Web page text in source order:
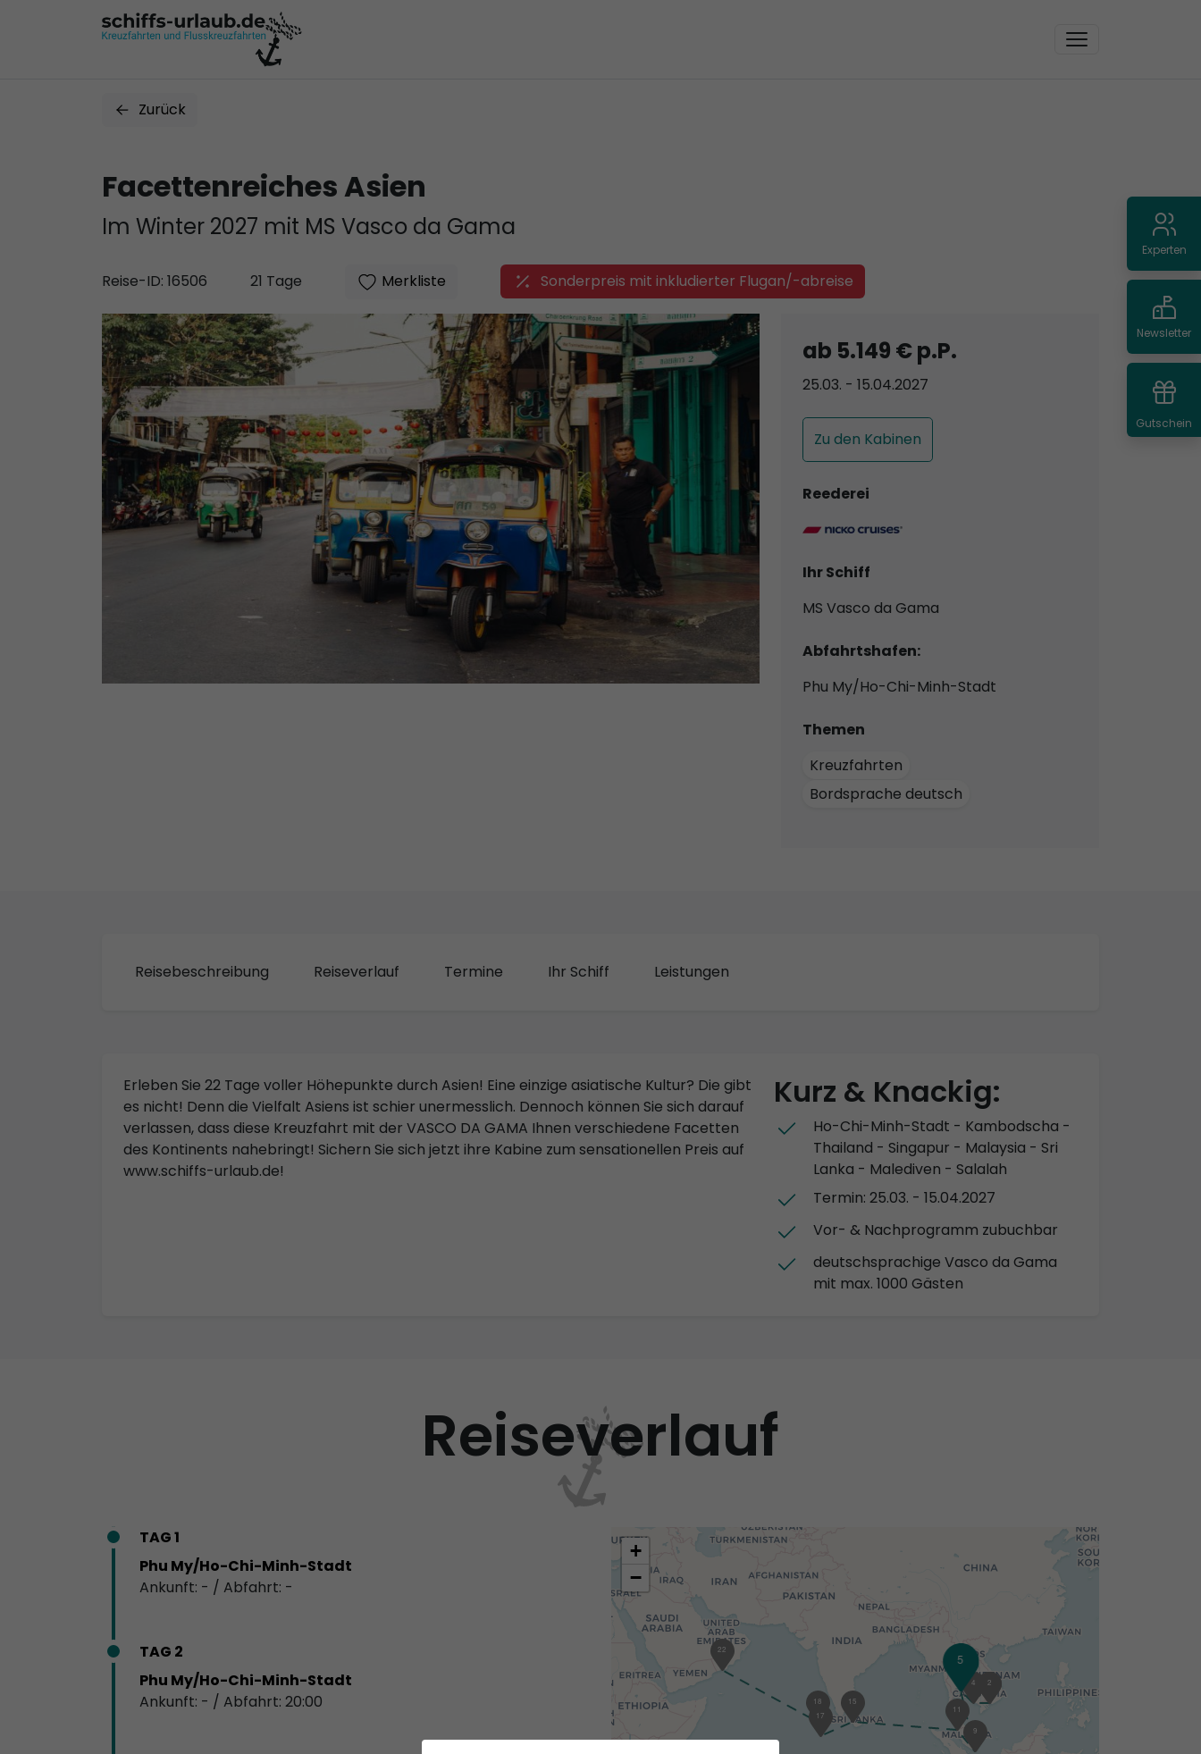
Zurück
Facettenreiches Asien
Im Winter 2027 mit MS Vasco da Gama
Reise-ID: 16506 21 Tage Merkliste Sonderpreis mit inkludierter Flugan/-abreise
ab 5.149 € p.P.
25.03. - 15.04.2027
Zu den Kabinen
Reederei
Ihr Schiff
MS Vasco da Gama
Abfahrtshafen:
Phu My/Ho-Chi-Minh-Stadt
Themen
Kreuzfahrten
Bordsprache deutsch
Reisebeschreibung Reiseverlauf Termine Ihr Schiff Leistungen
Erleben Sie 22 Tage voller Höhepunkte durch Asien! Eine einzige asiatische Kultur? Die gibt
es nicht! Denn die Vielfalt Asiens ist schier unermesslich. Dennoch können Sie sich darauf
verlassen, dass diese Kreuzfahrt mit der VASCO DA GAMA Ihnen verschiedene Facetten
des Kontinents nahebringt! Sichern Sie sich jetzt ihre Kabine zum sensationellen Preis auf
www.schiffs-urlaub.de!
Kurz & Knackig:
Ho-Chi-Minh-Stadt - Kambodscha -
Thailand - Singapur - Malaysia - Sri
Lanka - Malediven - Salalah
Termin: 25.03. - 15.04.2027
Vor- & Nachprogramm zubuchbar
deutschsprachige Vasco da Gama
mit max. 1000 Gästen
Reiseverlauf
12
4
5
9
11
15
17
18
22
+
−
TAG 1
Phu My/Ho-Chi-Minh-Stadt
Ankunft: - / Abfahrt: -
TAG 2
Phu My/Ho-Chi-Minh-Stadt
Ankunft: - / Abfahrt: 20:00
Experten
Newsletter
Gutschein